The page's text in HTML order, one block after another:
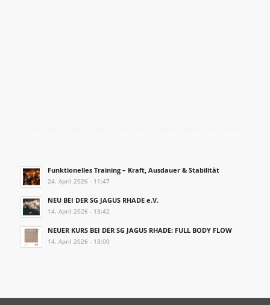
Funktionelles Training – Kraft, Ausdauer & Stabilität
24. April 2026 - 11:47
NEU BEI DER SG JAGUS RHADE e.V.
14. April 2026 - 13:42
NEUER KURS BEI DER SG JAGUS RHADE: FULL BODY FLOW
14. April 2026 - 13:00